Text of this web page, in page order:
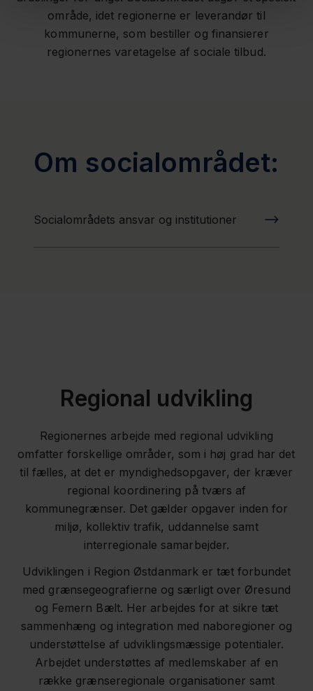
område, idet regionerne er leverandør til
kommunerne, som bestiller og finansierer
regionernes varetagelse af sociale tilbud.
Om socialområdet:
Socialområdets ansvar og institutioner
Regional udvikling
Regionernes arbejde med regional udvikling
omfatter forskellige områder, som i høj grad har det
til fælles, at det er myndighedsopgaver, der kræver
regional koordinering på tværs af
kommunegrænser. Det gælder opgaver inden for
miljø, kollektiv trafik, uddannelse samt
interregionale samarbejder.
Udviklingen i Region Østdanmark er tæt forbundet
med grænsegeografierne og særligt over Øresund
og Femern Bælt. Her arbejdes for at sikre tæt
sammenhæng og integration med naboregioner og
understøttelse af udviklingsmæssige potentialer.
Arbejdet understøttes af medlemskaber af en
række grænseregionale organisationer samt